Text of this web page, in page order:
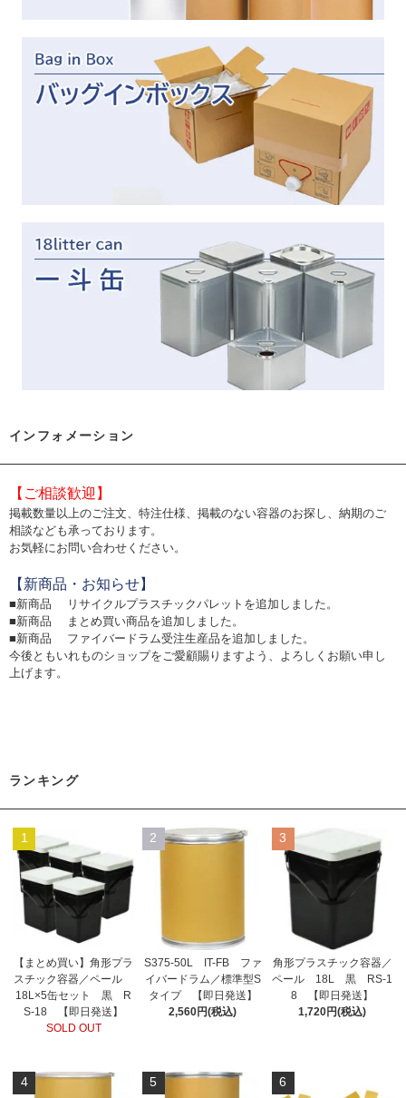
インフォメーション
【ご相談歓迎】
掲載数量以上のご注文、特注仕様、掲載のない容器のお探し、納期のご
相談なども承っております。
お気軽にお問い合わせください。
【新商品・お知らせ】
■新商品
リサイクルプラスチックパレットを追加しました。
■新商品
まとめ買い商品を追加しました。
■新商品 ファイバードラム受注生産品を追加しました。
今後ともいれものショップをご愛顧賜りますよう、よろしくお願い申し
上げます。
ランキング
1
【まとめ買い】角形プラ
スチック容器／ペール
18L×5缶セット 黒 R
S-18 【即日発送】
SOLD OUT
2
S375-50L IT-FB ファ
イバードラム／標準型S
タイプ 【即日発送】
2,560円(税込)
3
角形プラスチック容器／
ペール 18L 黒 RS-1
8 【即日発送】
1,720円(税込)
4 5 6